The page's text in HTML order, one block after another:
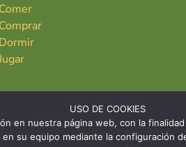
Comer
Comprar
Dormir
USO DE COOKIES
en nuestra página web, con la
su equipo mediante la